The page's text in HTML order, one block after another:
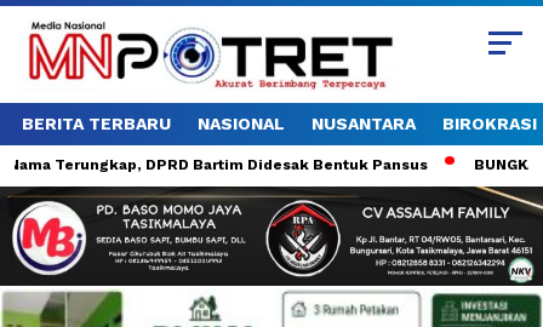
BERITA TERBARU NASIONAL NUSANTARA BIROKRASI
Terungkap, DPRD Bartim Didesak Bentuk Pansus